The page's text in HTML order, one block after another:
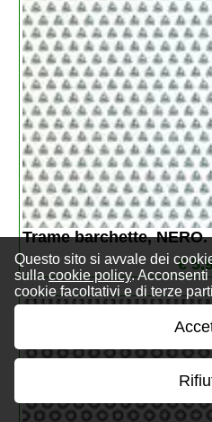
Questo sito si avvale dei
sullacookie policy.
cookie facoltativi e di terze
Trame barchette,
€